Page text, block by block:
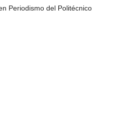
Periodismo del Politécnico